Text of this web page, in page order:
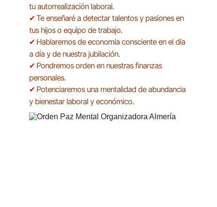
tu autorrealización laboral.
✔ Te enseñaré a detectar talentos y pasiones en
tus hijos o equipo de trabajo.
✔ Hablaremos de economía consciente en el día
a día y de nuestra jubilación.
✔ Pondremos orden en nuestras finanzas
personales.
✔ Potenciaremos una mentalidad de abundancia
y bienestar laboral y económico.